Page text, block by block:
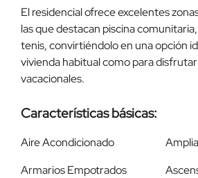
El residencial ofrece excelentes
las que destacan piscina
tenis, convirtiéndolo en una opción
vivienda habitual como para
vacacionales.
Características básicas:
Aire Acondicionado
Armarios Empotrados